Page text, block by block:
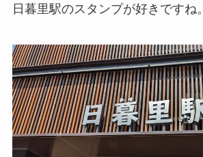
日暮里駅のスタンプが好きですね。